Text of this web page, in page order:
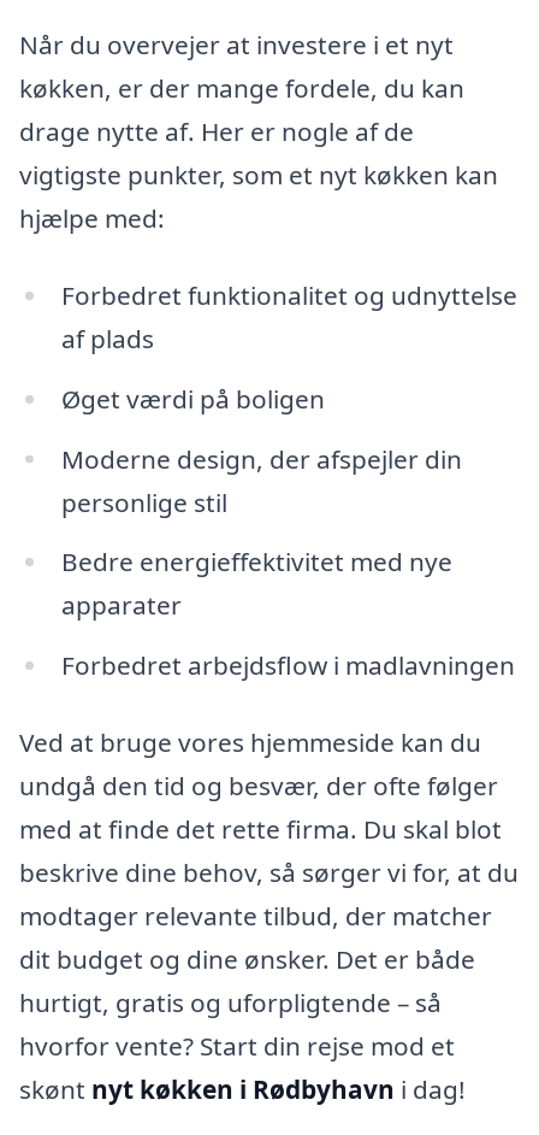
Når du overvejer at investere i et nyt
køkken, er der mange fordele, du kan
drage nytte af. Her er nogle af de
vigtigste punkter, som et nyt køkken kan
hjælpe med:
Forbedret funktionalitet og udnyttelse
af plads
Øget værdi på boligen
Moderne design, der afspejler din
personlige stil
Bedre energieffektivitet med nye
apparater
Forbedret arbejdsflow i madlavningen
Ved at bruge vores hjemmeside kan du
undgå den tid og besvær, der ofte følger
med at finde det rette firma. Du skal blot
beskrive dine behov, så sørger vi for, at du
modtager relevante tilbud, der matcher
dit budget og dine ønsker. Det er både
hurtigt, gratis og uforpligtende – så
hvorfor vente? Start din rejse mod et
skønt nyt køkken i Rødbyhavn i dag!